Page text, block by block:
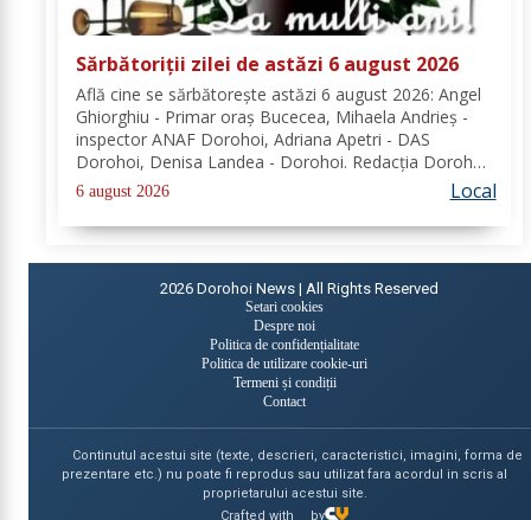
Sărbătoriții zilei de astăzi 6 august 2026
Află cine se sărbătoreşte astăzi 6 august 2026: Angel
Ghiorghiu - Primar oraș Bucecea, Mihaela Andrieș -
inspector ANAF Dorohoi, Adriana Apetri - DAS
Dorohoi, Denisa Landea - Dorohoi. Redacția Dorohoi
News urează tuturor La mulți ani! Completează lista
sărbătoriților din Dorohoi, la...
6 august 2026 Local
2026 Dorohoi News | All Rights Reserved
Setari cookies
Despre noi
Politica de confidențialitate
Politica de utilizare cookie-uri
Termeni și condiții
Contact
Continutul acestui site (texte, descrieri, caracteristici, imagini, forma de
prezentare etc.) nu poate fi reprodus sau utilizat fara acordul in scris al
proprietarului acestui site.
Crafted with
by